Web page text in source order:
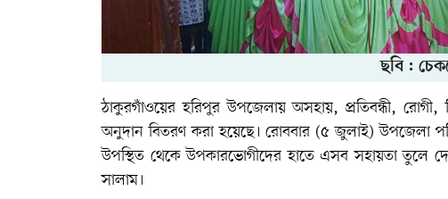
ছবি :
ঠাকুরগাঁওয়ের হরিপুর উপজেলায় অসহায়, প্রতিবন্ধী, রোগী,
অনুদান বিতরণ করা হয়েছে। রোববার (৫ জুলাই) উপজেলা
উপস্থিত থেকে উপকারভোগীদের হাতে এসব সহায়তা
সালাম।